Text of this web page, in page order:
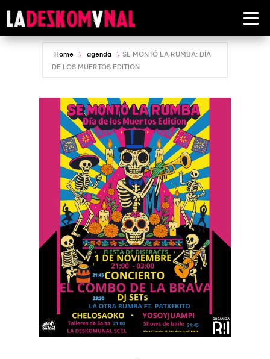
Home agenda
SE MONTÓ LA RUMBA: DÍA
DE LOS MUERTOS EDITION